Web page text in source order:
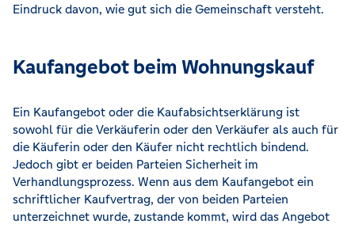
Eindruck davon, wie gut sich die Gemeinschaft versteht.
Kaufangebot beim Wohnungskauf
Ein Kaufangebot oder die Kaufabsichtserklärung ist
sowohl für die Verkäuferin oder den Verkäufer als auch für
die Käuferin oder den Käufer nicht rechtlich bindend.
Jedoch gibt er beiden Parteien Sicherheit im
Verhandlungsprozess. Wenn aus dem Kaufangebot ein
schriftlicher Kaufvertrag, der von beiden Parteien
unterzeichnet wurde, zustande kommt, wird das Angebot